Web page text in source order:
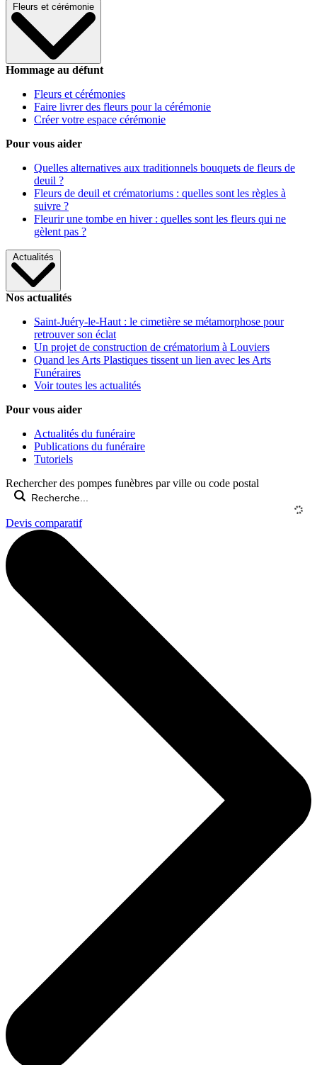
Fleurs et cérémonie
Hommage au défunt
Fleurs et cérémonies
Faire livrer des fleurs pour la cérémonie
Créer votre espace cérémonie
Pour vous aider
Quelles alternatives aux traditionnels bouquets de fleurs de
deuil ?
Fleurs de deuil et crématoriums : quelles sont les règles à
suivre ?
Fleurir une tombe en hiver : quelles sont les fleurs qui ne
gèlent pas ?
Actualités
Nos actualités
Saint-Juéry-le-Haut : le cimetière se métamorphose pour
retrouver son éclat
Un projet de construction de crématorium à Louviers
Quand les Arts Plastiques tissent un lien avec les Arts
Funéraires
Voir toutes les actualités
Pour vous aider
Actualités du funéraire
Publications du funéraire
Tutoriels
Rechercher des pompes funèbres par ville ou code postal
Devis comparatif